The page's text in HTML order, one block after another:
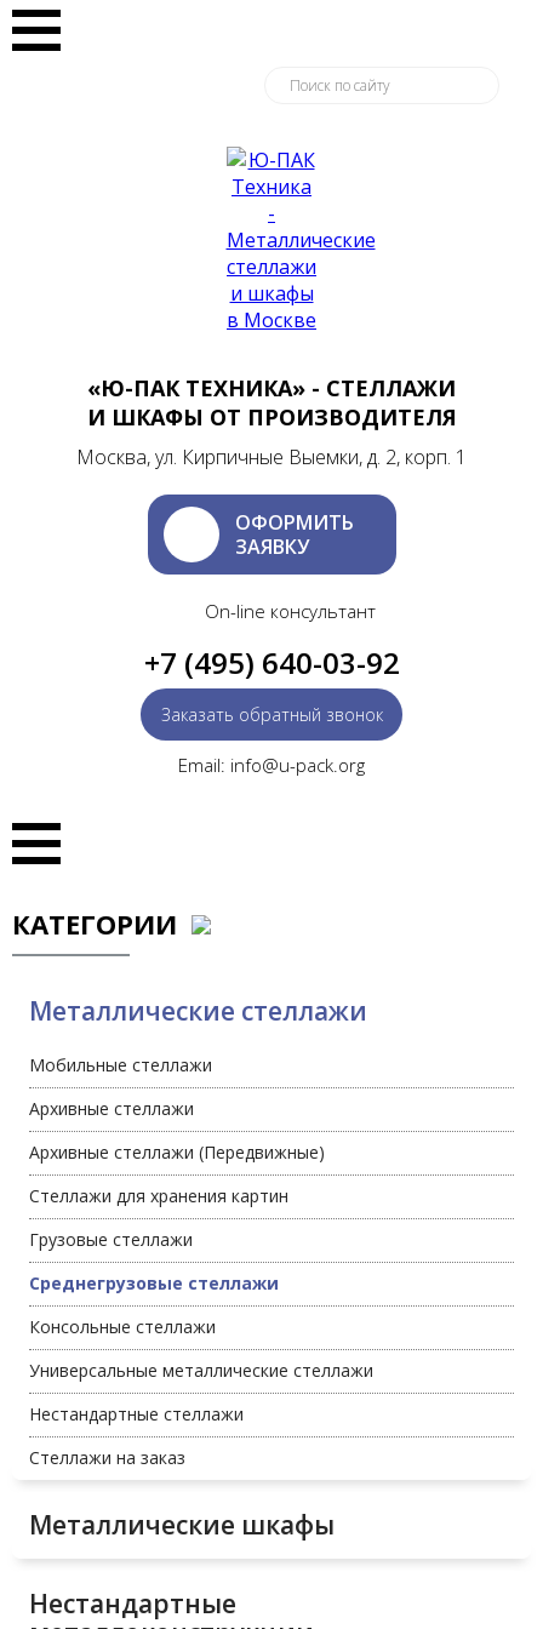
«Ю-ПАК ТЕХНИКА» - СТЕЛЛАЖИ
И ШКАФЫ ОТ ПРОИЗВОДИТЕЛЯ
Москва, ул. Кирпичные Выемки, д. 2, корп. 1
ОФОРМИТЬ
ЗАЯВКУ
On-line консультант
+7 (495) 640-03-92
Заказать обратный звонок
Email: info@u-pack.org
КАТЕГОРИИ
Металлические стеллажи
Мобильные стеллажи
Архивные стеллажи
Архивные стеллажи (Передвижные)
Стеллажи для хранения картин
Грузовые стеллажи
Среднегрузовые стеллажи
Консольные стеллажи
Универсальные металлические стеллажи
Нестандартные стеллажи
Стеллажи на заказ
Металлические шкафы
Нестандартные